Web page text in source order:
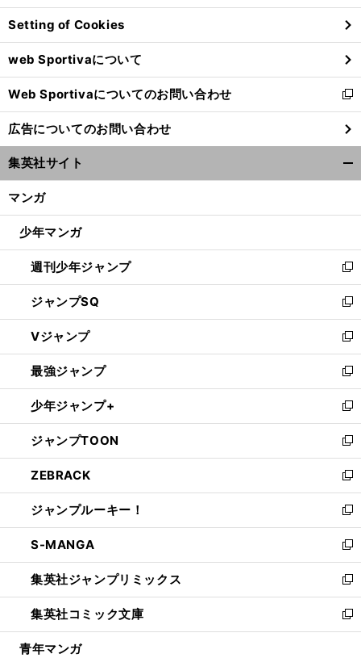
ン
ド
ウ
で
開
く
Setting of Cookies
web Sportivaについて
Web Sportivaについてのお問い合わせ
新
し
い
ウ
ィ
ン
ウ
開
く
広告についてのお問い合わせ
集英社サイト
マンガ
少年マンガ
週刊少年ジャンプ
新
し
い
ウ
ィ
ン
ド
ウ
で
開
く
ジャンプSQ
新
し
い
ウ
ィ
ン
ド
ウ
で
開
く
Vジャンプ
新
し
い
ウ
ィ
ン
ド
ウ
で
開
く
最強ジャンプ
新
し
い
ウ
ィ
ン
ド
ウ
で
開
く
少年ジャンプ+
新
し
い
ウ
ィ
ン
ド
ウ
で
開
く
ジャンプTOON
新
し
い
ウ
ィ
ン
ド
ウ
で
開
く
ZEBRACK
新
し
い
ウ
ィ
ン
ド
ウ
で
開
ジャンプルーキー！
新
し
い
ウ
ィ
ン
ド
ウ
S-MANGA
新
し
い
ウ
ィ
ン
集英社ジャンプリミックス
新
し
い
ウ
集英社コミック文庫
新
し
青年マンガ